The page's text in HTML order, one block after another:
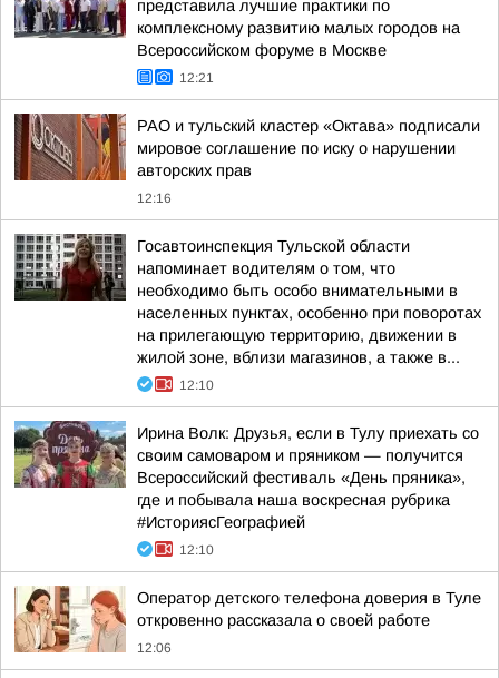
представила лучшие практики по
комплексному развитию малых городов на
Всероссийском форуме в Москве
12:21
РАО и тульский кластер «Октава» подписали
мировое соглашение по иску о нарушении
авторских прав
12:16
Госавтоинспекция Тульской области
напоминает водителям о том, что
необходимо быть особо внимательными в
населенных пунктах, особенно при поворотах
на прилегающую территорию, движении в
жилой зоне, вблизи магазинов, а также в...
12:10
Ирина Волк: Друзья, если в Тулу приехать со
своим самоваром и пряником — получится
Всероссийский фестиваль «День пряника»,
где и побывала наша воскресная рубрика
#ИсториясГеографией
12:10
Оператор детского телефона доверия в Туле
откровенно рассказала о своей работе
12:06